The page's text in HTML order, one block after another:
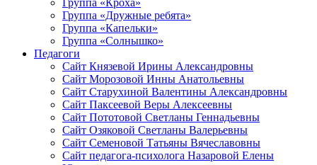
Группа «Кроха»
Группа «Дружные ребята»
Группа «Капельки»
Группа «Солнышко»
Педагоги
Сайт Князевой Ирины Александровны
Сайт Морозовой Инны Анатольевны
Сайт Старухиной Валентины Александровны
Сайт Паксеевой Веры Алексеевны
Сайт Пототовой Светланы Геннадьевны
Сайт Озяковой Светланы Валерьевны
Сайт Семеновой Татьяны Вячеславовны
Сайт педагога-психолога Назаровой Елены